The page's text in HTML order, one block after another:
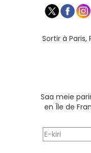
Sortir à
Saa meie
en Île de